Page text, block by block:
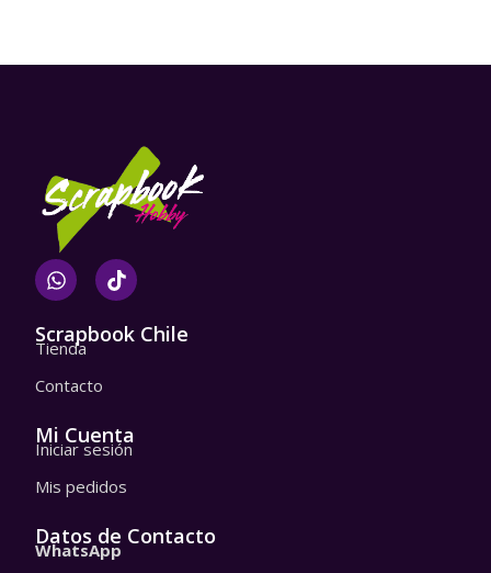
W
h
t
s
p
T
i
t
Scrapbook Chile
Tienda
Contacto
Mi Cuenta
Iniciar sesión
Mis pedidos
Datos de Contacto
WhatsApp